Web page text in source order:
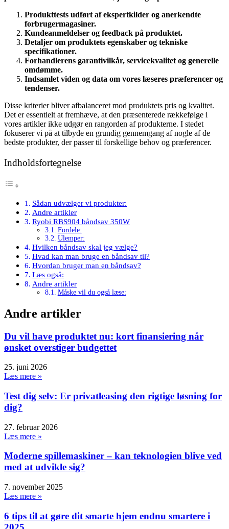
Produkttests udført af ekspertkilder og anerkendte
forbrugermagasiner.
Kundeanmeldelser og feedback på produktet.
Detaljer om produktets egenskaber og tekniske
specifikationer.
Forhandlerens garantivilkår, servicekvalitet og generelle
omdømme.
Indsamlet viden og data om vores læseres præferencer og
tendenser.
Disse kriterier bliver afbalanceret mod produktets pris og kvalitet.
Det er essentielt at fremhæve, at den præsenterede rækkefølge i
vores artikler ikke udgør en rangorden af produkterne. I stedet
fokuserer vi på at tilbyde en grundig gennemgang af nogle af de
bedste produkter, der passer til forskellige behov og præferencer.
Indholdsfortegnelse
Sådan udvælger vi produkter:
Andre artikler
Ryobi RBS904 båndsav 350W
Fordele:
Ulemper:
Hvilken båndsav skal jeg vælge?
Hvad kan man bruge en båndsav til?
Hvordan bruger man en båndsav?
Læs også:
Andre artikler
Måske vil du også læse:
Andre artikler
Du vil have produktet nu: kort finansiering når
ønsket overstiger budgettet
25. juni 2026
Læs mere »
Test dig selv: Er privatleasing den rigtige løsning for
dig?
27. februar 2026
Læs mere »
Moderne spillemaskiner – kan teknologien blive ved
med at udvikle sig?
7. november 2025
Læs mere »
6 tips til at gøre dit smarte hjem endnu smartere i